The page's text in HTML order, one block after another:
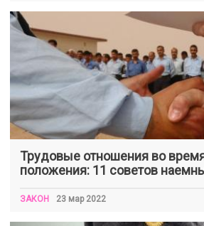
Трудовые отношения во
положения: 11 советов
ЗАКОН 23 мар 2022